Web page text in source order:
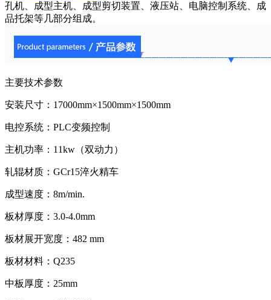
孔机、成型主机、成型剪切装置、液压站、电脑控制系统、成
品托架等几部分组成。
主要技术参数
安装尺寸：17000mm×1500mm×1500mm
电控系统：PLC变频控制
主机功率：11kw（双动力）
轧辊材质：GCr15淬火精车
成型速度：8m/min.
板材厚度：3.0-4.0mm
板材展开宽度：482 mm
板材材料：Q235
中板厚度：25mm